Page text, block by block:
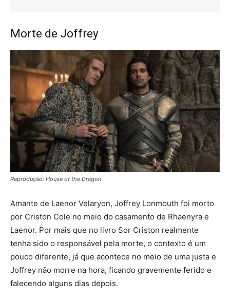
Morte de Joffrey
Reprodução: House of the Dragon
Amante de Laenor Velaryon, Joffrey Lonmouth foi morto
por Criston Cole no meio do casamento de Rhaenyra e
Laenor. Por mais que no livro Sor Criston realmente
tenha sido o responsável pela morte, o contexto é um
pouco diferente, já que acontece no meio de uma justa e
Joffrey não morre na hora, ficando gravemente ferido e
falecendo alguns dias depois.